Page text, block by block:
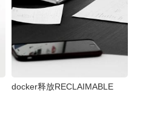
docker释放RECLAIMABLE